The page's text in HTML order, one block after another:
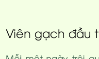
Viên gạch đầu